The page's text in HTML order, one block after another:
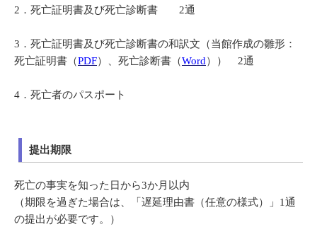
2 ． 死亡証明書及び死亡診断書 2通
3 ． 死亡証明書及び死亡診断書の和訳文（当館作成の雛形：
死亡証明書（PDF）、死亡診断書（Word）） 2通
4 ． 死亡者のパスポート
提出期限
死亡の事実を知った日から3か月以内
（期限を過ぎた場合は、「遅延理由書（任意の様式）」1通
の提出が必要です。）